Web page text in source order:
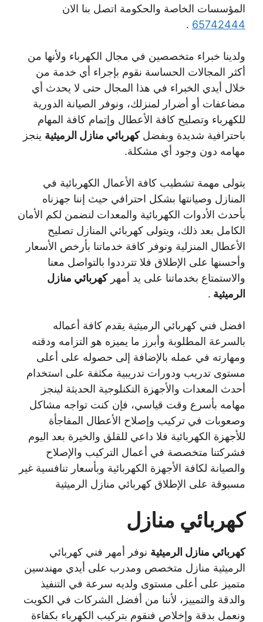
المؤسسات الخاصة والحكومة اتصل بنا الان
65742444
.
ولدينا خبراء متخصصين في مجال الكهرباء ولأنها من
أكثر المجالات الحساسة نقوم بإجراء أي خدمة من
خلال أيدي الخبراء في هذا المجال حتى لا يحدث أي
مضاعفات أو أضرار لمنزلك، ونوفر الصيانة الدورية
للكهرباء وتصليح كافة الأعطال وإتمام كافة المهام
باحترافية شديدة وبفضلكهربائي منازل الرميثية ينجز
مهامه دون وجود أي مشكلة.
يتولى مهمة تشطيب كافة الأعمال الكهربائية في
المنازل وصيانتها بشكل احترافي حيث إننا جهزناه
بأحدث الأدوات الكهربائية والمعدات لنضمن لكم الأمان
الكامل بعد ذلك، ويتولى كهربائي المنازل تصليح
الأعطال المنزلية ونوفر كافة خدماتنا بأرخص الأسعار
وأحسنها على الإطلاق فلا تترددوا بالتواصل معنا
والاستمتاع بخدماتنا على يد أمهركهربائي منازل
الرميثية .
افضل فني كهربائي الرميثية يقدم كافة أعماله
بالسرعة المطلوبة وأبرز ما يميزه هو التزامه ودقته
ومهارته في عمله بالإضافة إلى حصوله على أعلى
مستوى تدريب ودورات تدريبية مكثفة على استخدام
أحدث المعدات والأجهزة التكنلوجية الحديثة لينجز
مهامه بأسرع وقت قياسي، فإن كنت تواجه مشاكل
وصعوبات في تركيب وإصلاح الأعطال المفاجأة
للأجهزة الكهربائية فلا داعي للقلق والخيرة بعد اليوم
فشركتنا متخصصة في أعمال التركيب والإصلاح
والصيانة لكافة الأجهزة الكهربائية وبأسعار تنافسية غير
مسبوقة على الإطلاق كهربائي منازل الرميثية
كهربائي منازل
كهربائي منازل الرميثية نوفر أمهر فني كهربائي
الرميثية منازل متخصص ومدرب على أيدي مهندسين
متميز على أعلى مستوى ولديه سرعة في التنفيذ
والدقة والتمييز، لأننا من أفضل الشركات في الكويت
ونعمل بدقة وإخلاص فنقوم بتركيب الكهرباء بكفاءة